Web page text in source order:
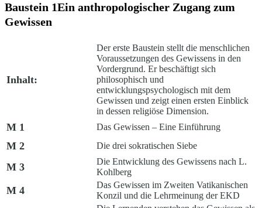
Baustein 1Ein anthropologischer Zugang zum
Gewissen
Inhalt:
Der erste Baustein stellt die menschlichen
Voraussetzungen des Gewissens in den
Vordergrund. Er beschäftigt sich
philosophisch und
entwicklungspsychologisch mit dem
Gewissen und zeigt einen ersten Einblick
in dessen religiöse Dimension.
M 1 Das Gewissen – Eine Einführung
M 2 Die drei sokratischen Siebe
M 3
Die Entwicklung des Gewissens nach L.
Kohlberg
M 4
Das Gewissen im Zweiten Vatikanischen
Konzil und die Lehrmeinung der EKD